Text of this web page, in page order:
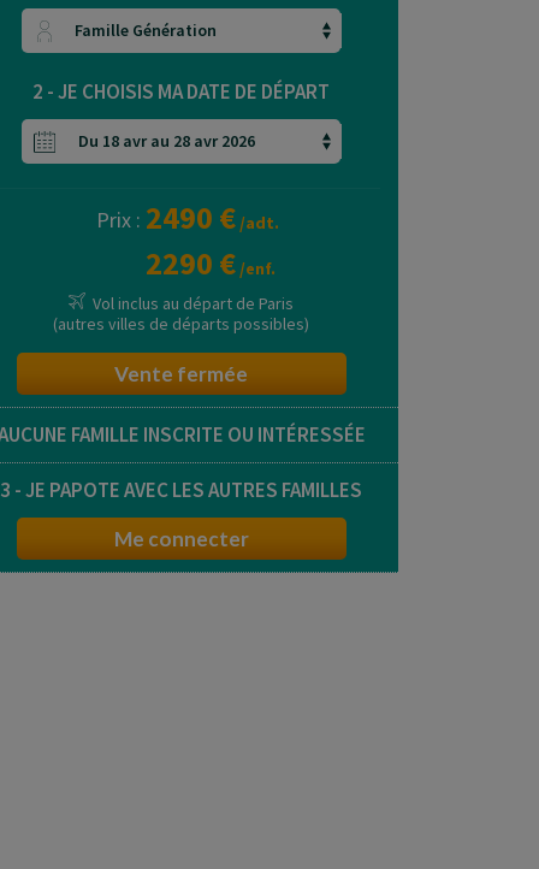
2 - JE CHOISIS MA DATE DE DÉPART
Prix : 2490 € /adt.
2290 € /enf.
Vol inclus au départ de Paris
(autres villes de départs possibles)
Vente fermée
FAMILLE INSCRITE OU INTÉRESSÉE
3 - JE PAPOTE AVEC LES AUTRES FAMILLES
Me connecter